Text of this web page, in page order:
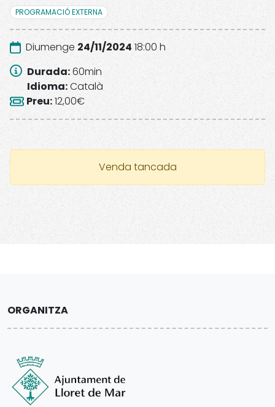
PROGRAMACIÓ EXTERNA
Diumenge 24/11/2024 18:00 h
Durada:60min
Idioma:Català
Preu:12,00€
Venda tancada
ORGANITZA